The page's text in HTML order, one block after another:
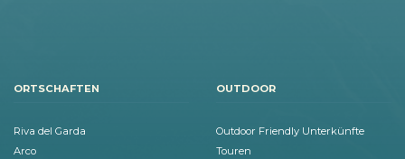
ORTSCHAFTEN
Riva del Garda
Arco
OUTDOOR
Outdoor Friendly Unterkünfte
Touren